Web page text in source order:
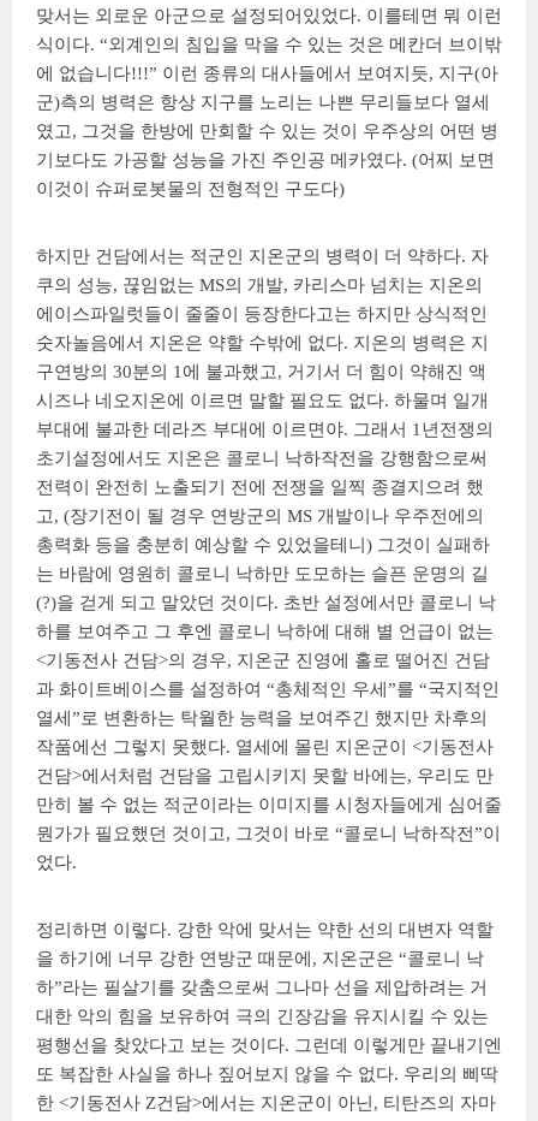
맞서는 외로운 아군으로 설정되어있었다. 이를테면 뭐 이런
식이다. “외계인의 침입을 막을 수 있는 것은 메칸더 브이밖
에 없습니다!!!” 이런 종류의 대사들에서 보여지듯, 지구(아
군)측의 병력은 항상 지구를 노리는 나쁜 무리들보다 열세
였고, 그것을 한방에 만회할 수 있는 것이 우주상의 어떤 병
기보다도 가공할 성능을 가진 주인공 메카였다. (어찌 보면
이것이 슈퍼로봇물의 전형적인 구도다)
하지만 건담에서는 적군인 지온군의 병력이 더 약하다. 자
쿠의 성능, 끊임없는 MS의 개발, 카리스마 넘치는 지온의
에이스파일럿들이 줄줄이 등장한다고는 하지만 상식적인
숫자놀음에서 지온은 약할 수밖에 없다. 지온의 병력은 지
구연방의 30분의 1에 불과했고, 거기서 더 힘이 약해진 액
시즈나 네오지온에 이르면 말할 필요도 없다. 하물며 일개
부대에 불과한 데라즈 부대에 이르면야. 그래서 1년전쟁의
초기설정에서도 지온은 콜로니 낙하작전을 강행함으로써
전력이 완전히 노출되기 전에 전쟁을 일찍 종결지으려 했
고, (장기전이 될 경우 연방군의 MS 개발이나 우주전에의
총력화 등을 충분히 예상할 수 있었을테니) 그것이 실패하
는 바람에 영원히 콜로니 낙하만 도모하는 슬픈 운명의 길
(?)을 걷게 되고 말았던 것이다. 초반 설정에서만 콜로니 낙
하를 보여주고 그 후엔 콜로니 낙하에 대해 별 언급이 없는
<기동전사 건담>의 경우, 지온군 진영에 홀로 떨어진 건담
과 화이트베이스를 설정하여 “총체적인 우세”를 “국지적인
열세”로 변환하는 탁월한 능력을 보여주긴 했지만 차후의
작품에선 그렇지 못했다. 열세에 몰린 지온군이 <기동전사
건담>에서처럼 건담을 고립시키지 못할 바에는, 우리도 만
만히 볼 수 없는 적군이라는 이미지를 시청자들에게 심어줄
뭔가가 필요했던 것이고, 그것이 바로 “콜로니 낙하작전”이
었다.
정리하면 이렇다. 강한 악에 맞서는 약한 선의 대변자 역할
을 하기에 너무 강한 연방군 때문에, 지온군은 “콜로니 낙
하”라는 필살기를 갖춤으로써 그나마 선을 제압하려는 거
대한 악의 힘을 보유하여 극의 긴장감을 유지시킬 수 있는
평행선을 찾았다고 보는 것이다. 그런데 이렇게만 끝내기엔
또 복잡한 사실을 하나 짚어보지 않을 수 없다. 우리의 삐딱
한 <기동전사 Z건담>에서는 지온군이 아닌, 티탄즈의 자마